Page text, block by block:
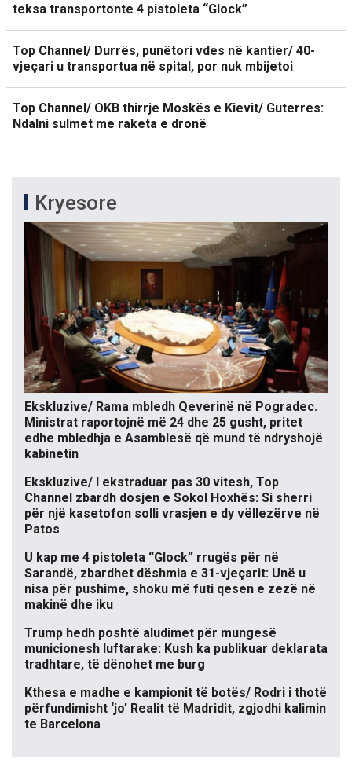
teksa transportonte 4 pistoleta “Glock”
Top Channel/ Durrës, punëtori vdes në kantier/ 40-
vjeçari u transportua në spital, por nuk mbijetoi
Top Channel/ OKB thirrje Moskës e Kievit/ Guterres:
Ndalni sulmet me raketa e dronë
Kryesore
Ekskluzive/ Rama mbledh Qeverinë në Pogradec.
Ministrat raportojnë më 24 dhe 25 gusht, pritet
edhe mbledhja e Asamblesë që mund të ndryshojë
kabinetin
Ekskluzive/ I ekstraduar pas 30 vitesh, Top
Channel zbardh dosjen e Sokol Hoxhës: Si sherri
për një kasetofon solli vrasjen e dy vëllezërve në
Patos
U kap me 4 pistoleta “Glock” rrugës për në
Sarandë, zbardhet dëshmia e 31-vjeçarit: Unë u
nisa për pushime, shoku më futi qesen e zezë në
makinë dhe iku
Trump hedh poshtë aludimet për mungesë
municionesh luftarake: Kush ka publikuar deklarata
tradhtare, të dënohet me burg
Kthesa e madhe e kampionit të botës/ Rodri i thotë
përfundimisht ‘jo’ Realit të Madridit, zgjodhi kalimin
te Barcelona